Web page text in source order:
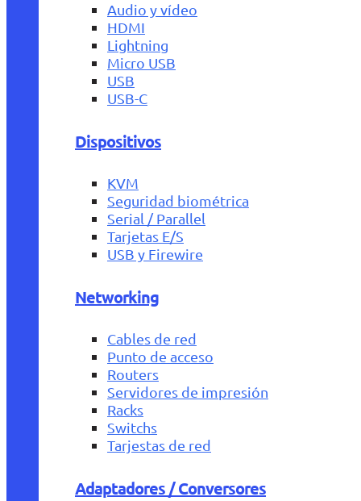
Audio y vídeo
HDMI
Lightning
Micro USB
USB
USB-C
Dispositivos
KVM
Seguridad biométrica
Serial / Parallel
Tarjetas E/S
USB y Firewire
Networking
Cables de red
Punto de acceso
Routers
Servidores de impresión
Racks
Switchs
Tarjestas de red
Adaptadores / Conversores